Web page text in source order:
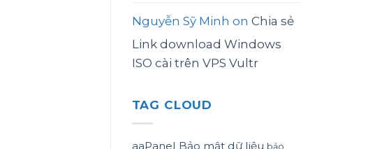
Nguyễn Sỹ Minh on Chia sẻ
Link download Windows
ISO cài trên VPS Vultr
TAG CLOUD
aaPanel Bảo mật dữ liệu bảo